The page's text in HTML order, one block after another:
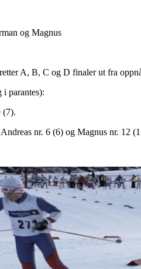
og Magnus
A, B, C og D finaler ut fra
i parantes):
(7).
nr. 6 (6) og Magnus nr. 12